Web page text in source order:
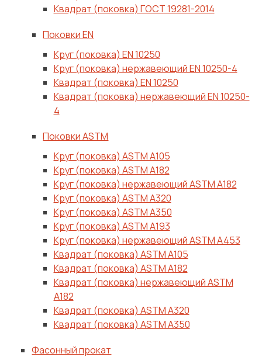
Квадрат (поковка) ГОСТ 19281-2014
Поковки EN
Круг (поковка) ЕN 10250
Круг (поковка) нержавеющий ЕN 10250-4
Квадрат (поковка) ЕN 10250
Квадрат (поковка) нержавеющий ЕN 10250-
4
Поковки ASTM
Круг (поковка) ASTM A105
Круг (поковка) ASTM A182
Круг (поковка) нержавеющий ASTM A182
Круг (поковка) ASTM A320
Круг (поковка) ASTM A350
Круг (поковка) ASTM A193
Круг (поковка) нержавеющий ASTM A453
Квадрат (поковка) ASTM A105
Квадрат (поковка) ASTM A182
Квадрат (поковка) нержавеющий ASTM
A182
Квадрат (поковка) ASTM A320
Квадрат (поковка) ASTM A350
Фасонный прокат